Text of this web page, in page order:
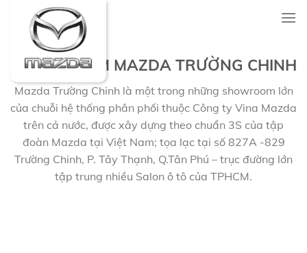
content
SHOWROOM MAZDA TRƯỜNG CHINH
Mazda Trường Chinh là một trong những showroom lớn
của chuỗi hệ thống phân phối thuộc Công ty Vina Mazda
trên cả nước, được xây dựng theo chuẩn 3S của tập
đoàn Mazda tại Việt Nam; tọa lạc tại số 827A -829
Trường Chinh, P. Tây Thạnh, Q.Tân Phú – trục đường lớn
tập trung nhiều Salon ô tô của TPHCM.